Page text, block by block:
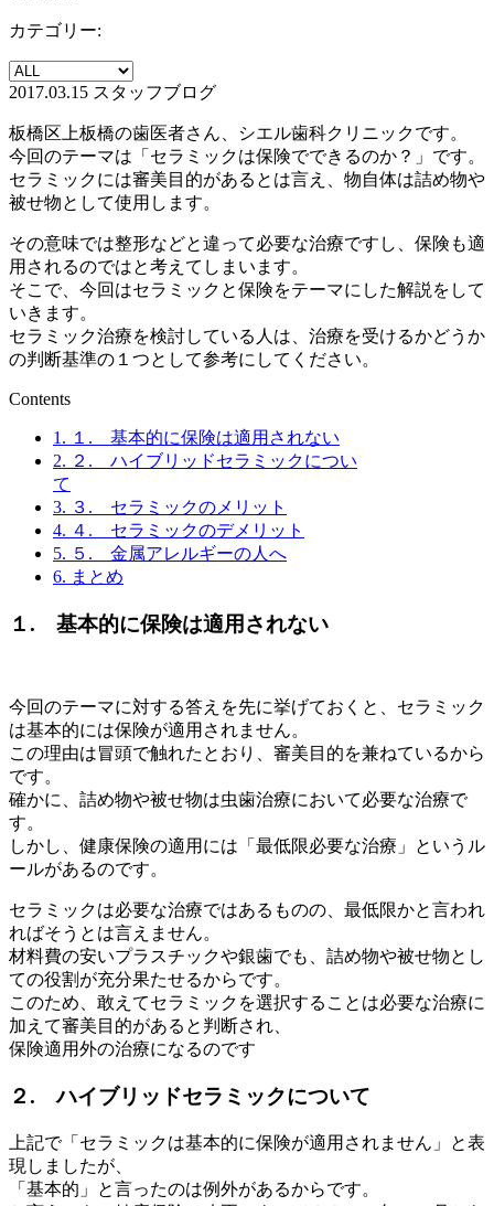
カテゴリー:
2017.03.15 スタッフブログ
板橋区上板橋の歯医者さん、シエル歯科クリニックです。
今回のテーマは「セラミックは保険でできるのか？」です。
セラミックには審美目的があるとは言え、物自体は詰め物や
被せ物として使用します。
その意味では整形などと違って必要な治療ですし、保険も適
用されるのではと考えてしまいます。
そこで、今回はセラミックと保険をテーマにした解説をして
いきます。
セラミック治療を検討している人は、治療を受けるかどうか
の判断基準の１つとして参考にしてください。
Contents
1. １. 基本的に保険は適用されない
2. ２. ハイブリッドセラミックについ
て
3. ３. セラミックのメリット
4. ４. セラミックのデメリット
5. ５. 金属アレルギーの人へ
6. まとめ
１. 基本的に保険は適用されない
今回のテーマに対する答えを先に挙げておくと、セラミック
は基本的には保険が適用されません。
この理由は冒頭で触れたとおり、審美目的を兼ねているから
です。
確かに、詰め物や被せ物は虫歯治療において必要な治療で
す。
しかし、健康保険の適用には「最低限必要な治療」というル
ールがあるのです。
セラミックは必要な治療ではあるものの、最低限かと言われ
ればそうとは言えません。
材料費の安いプラスチックや銀歯でも、詰め物や被せ物とし
ての役割が充分果たせるからです。
このため、敢えてセラミックを選択することは必要な治療に
加えて審美目的があると判断され、
保険適用外の治療になるのです
２. ハイブリッドセラミックについて
上記で「セラミックは基本的に保険が適用されません」と表
現しましたが、
「基本的」と言ったのは例外があるからです。